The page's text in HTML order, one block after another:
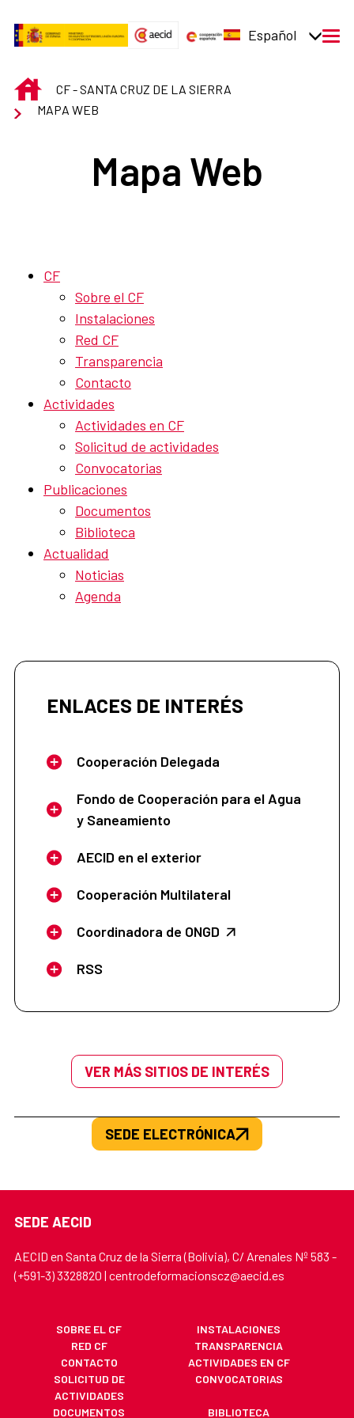
Español
INICIOCF - SANTA CRUZ DE LA SIERRA
MAPA WEB
Mapa Web
CF
Sobre el CF
Instalaciones
Red CF
Transparencia
Contacto
Actividades
Actividades en CF
Solicitud de actividades
Convocatorias
Publicaciones
Documentos
Biblioteca
Actualidad
Noticias
Agenda
ENLACES DE INTERÉS
Cooperación Delegada
Fondo de Cooperación para el Agua
y Saneamiento
AECID en el exterior
Cooperación Multilateral
Coordinadora de ONGD
RSS
VER MÁS SITIOS DE INTERÉS
SEDE ELECTRÓNICA
SEDE AECID
AECID en Santa Cruz de la Sierra (Bolivia), C/ Arenales Nº 583 -
(+591-3) 3328820 | centrodeformacionscz@aecid.es
SOBRE EL CF
INSTALACIONES
RED CF
TRANSPARENCIA
CONTACTO
ACTIVIDADES EN CF
SOLICITUD DE
ACTIVIDADES
CONVOCATORIAS
DOCUMENTOS BIBLIOTECA